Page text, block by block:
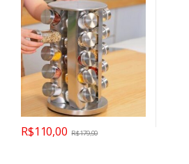
R$110,00 R$179,90